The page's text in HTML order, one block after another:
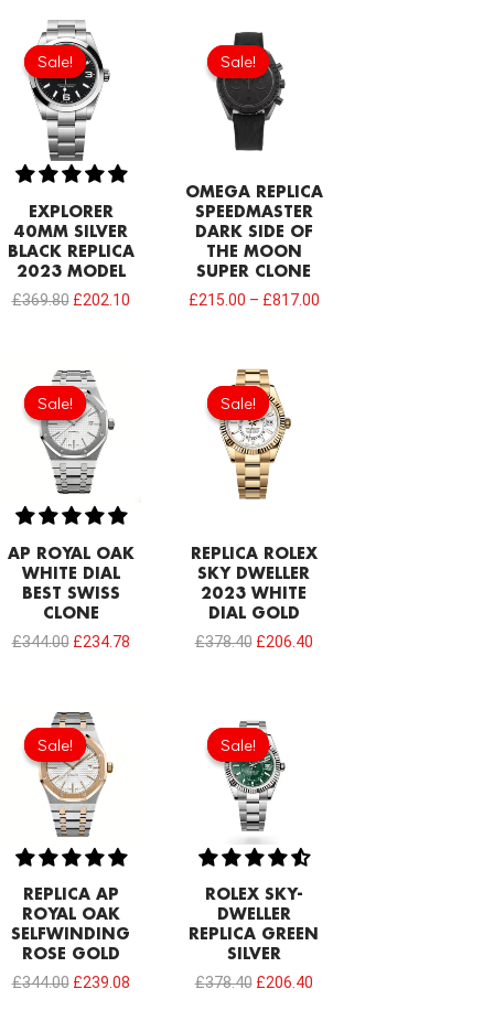
Sale!
Sale!
EXPLORER
40MM SILVER
BLACK REPLICA
2023 MODEL
£369.80
Original
price
was:
£369.80.
£202.10
Sale!
Sale!
OMEGA REPLICA
SPEEDMASTER
DARK SIDE OF
THE MOON
SUPER CLONE
£215.00 – £817.00
Sale!
Sale!
AP ROYAL OAK
WHITE DIAL
BEST SWISS
CLONE
£344.00
Original
price
was:
£344.00.
£234.78
Sale!
Sale!
REPLICA ROLEX
SKY DWELLER
2023 WHITE
DIAL GOLD
£378.40
Original
price
was:
£378.40.
£206.40
Sale!
Sale!
REPLICA AP
ROYAL OAK
SELFWINDING
ROSE GOLD
£344.00
Original
price
was:
£344.00.
£239.08
Sale!
Sale!
ROLEX SKY-
DWELLER
REPLICA GREEN
SILVER
£378.40
price
was:
£378.40.
£206.40